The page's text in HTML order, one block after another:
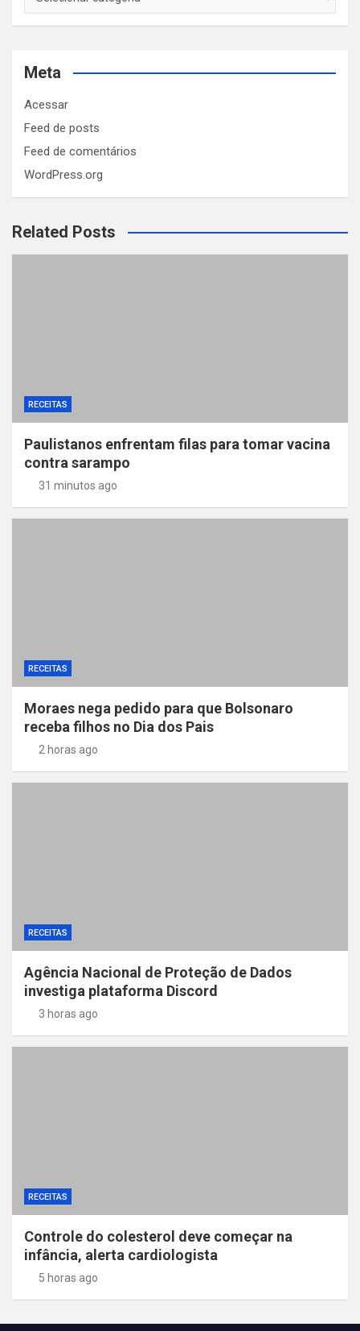
Meta
Acessar
Feed de posts
Feed de comentários
WordPress.org
Related Posts
RECEITAS
Paulistanos enfrentam filas para tomar vacina
contra sarampo
31 minutos ago
RECEITAS
Moraes nega pedido para que Bolsonaro
receba filhos no Dia dos Pais
2 horas ago
RECEITAS
Agência Nacional de Proteção de Dados
investiga plataforma Discord
3 horas ago
RECEITAS
Controle do colesterol deve começar na
infância, alerta cardiologista
5 horas ago